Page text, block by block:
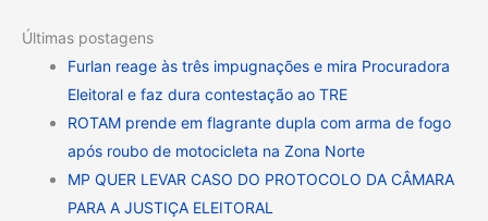
Últimas postagens
Furlan reage às três impugnações e mira Procuradora
Eleitoral e faz dura contestação ao TRE
ROTAM prende em flagrante dupla com arma de fogo
após roubo de motocicleta na Zona Norte
MP QUER LEVAR CASO DO PROTOCOLO DA CÂMARA
PARA A JUSTIÇA ELEITORAL